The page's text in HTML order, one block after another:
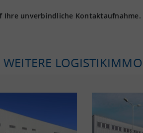
Ihre unverbindliche Kontaktaufnahme.
WEITERE